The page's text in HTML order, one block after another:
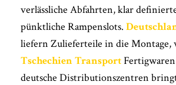
verlässliche Abfahrten, klar
pünktliche Rampenslots.
liefern Zulieferteile in die Montage,
Tschechien Transport
deutsche Distributionszentren